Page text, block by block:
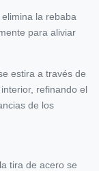
elimina la rebaba
para aliviar
estira a través de
refinando el
de los
tira de acero se